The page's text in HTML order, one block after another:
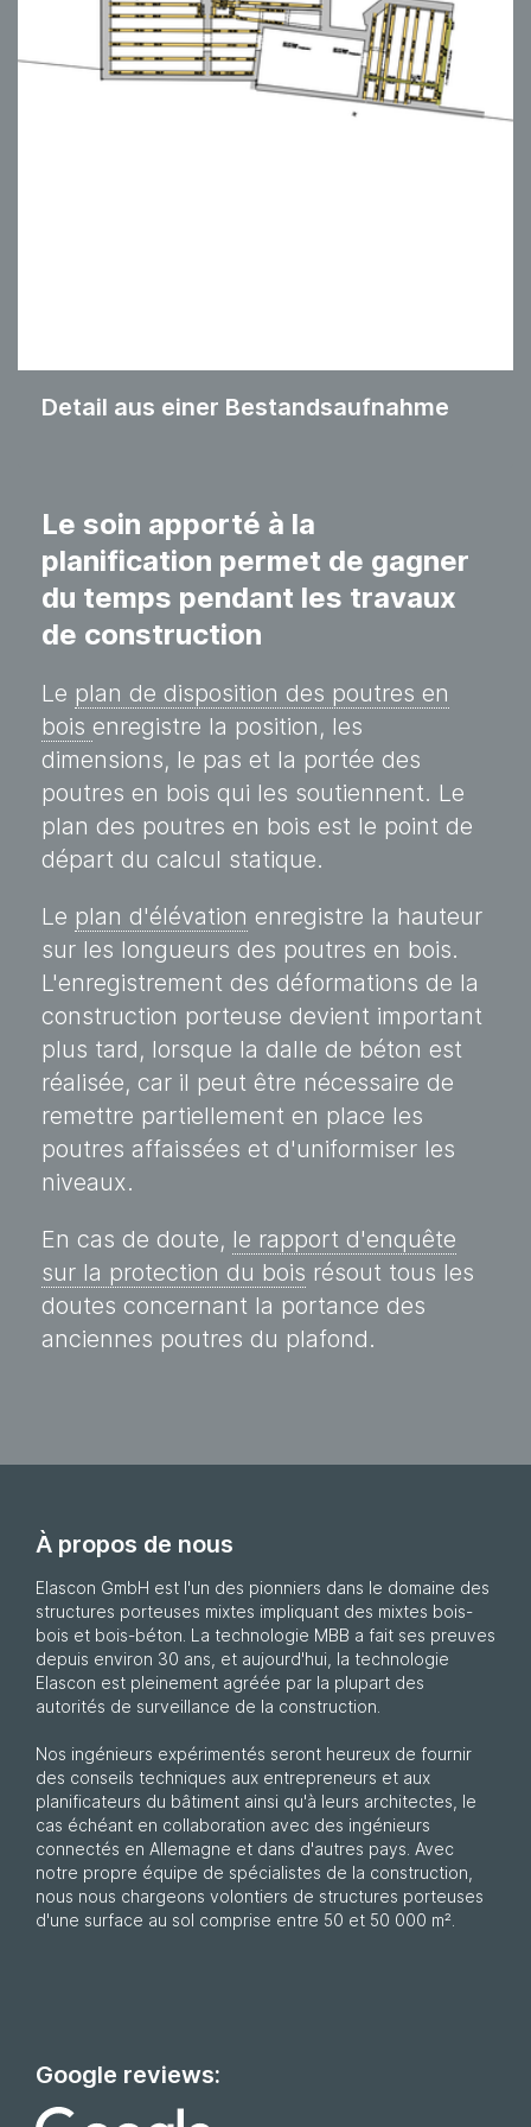
Detail aus einer Bestandsaufnahme
Le soin apporté à la
planification permet de gagner
du temps pendant les travaux
de construction
Le plan de disposition des poutres en
bois enregistre la position, les
dimensions, le pas et la portée des
poutres en bois qui les soutiennent. Le
plan des poutres en bois est le point de
départ du calcul statique.
Le plan d'élévation enregistre la hauteur
sur les longueurs des poutres en bois.
L'enregistrement des déformations de la
construction porteuse devient important
plus tard, lorsque la dalle de béton est
réalisée, car il peut être nécessaire de
remettre partiellement en place les
poutres affaissées et d'uniformiser les
niveaux.
En cas de doute, le rapport d'enquête
sur la protection du bois résout tous les
doutes concernant la portance des
anciennes poutres du plafond.
À propos de nous
Elascon GmbH est l'un des pionniers dans le domaine des
structures porteuses mixtes impliquant des mixtes bois-
bois et bois-béton. La technologie MBB a fait ses preuves
depuis environ 30 ans, et aujourd'hui, la technologie
Elascon est pleinement agréée par la plupart des
autorités de surveillance de la construction.
Nos ingénieurs expérimentés seront heureux de fournir
des conseils techniques aux entrepreneurs et aux
planificateurs du bâtiment ainsi qu'à leurs architectes, le
cas échéant en collaboration avec des ingénieurs
connectés en Allemagne et dans d'autres pays. Avec
notre propre équipe de spécialistes de la construction,
nous nous chargeons volontiers de structures porteuses
d'une surface au sol comprise entre 50 et 50 000 m².
Google reviews: